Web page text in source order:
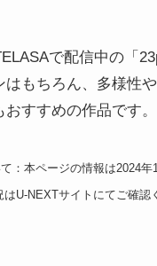
で配信中の「
はもちろん、多様性
すすめの作品です。
：本ページの情報は2024年
U-NEXTサイトにてご確認